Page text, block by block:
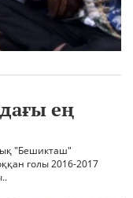
ең
"Бешикташ"
голы 2016-2017